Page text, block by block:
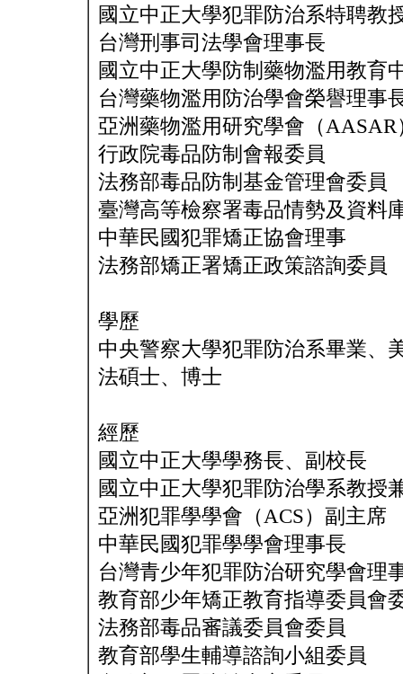
國立中正大學犯罪防治系特聘教
台灣刑事司法學會理事長
國立中正大學防制藥物濫用教育
台灣藥物濫用防治學會榮譽理事
亞洲藥物濫用研究學會（
行政院毒品防制會報委員
法務部毒品防制基金管理會委員
臺灣高等檢察署毒品情勢及資料
中華民國犯罪矯正協會理事
法務部矯正署矯正政策諮詢委員
學歷
中央警察大學犯罪防治系畢業、
法碩士、博士
經歷
國立中正大學學務長、副校長
國立中正大學犯罪防治學系教授
亞洲犯罪學學會（ACS）副主席
中華民國犯罪學學會理事長
台灣青少年犯罪防治研究學會理
教育部少年矯正教育指導委員會
法務部毒品審議委員會委員
教育部學生輔導諮詢小組委員